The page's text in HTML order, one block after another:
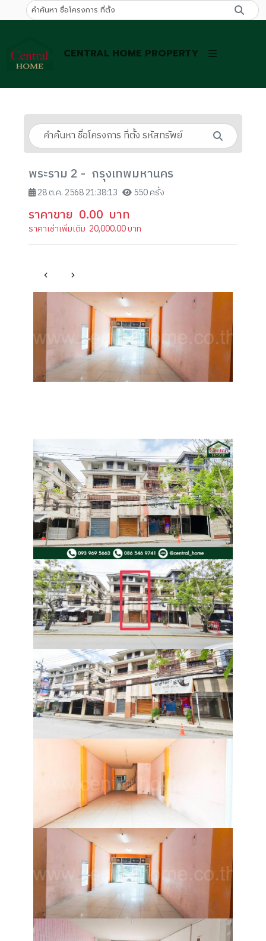
CENTRAL HOME PROPERTY
พระราม 2 - กรุงเทพมหานคร
28 ต.ค. 2568 21:38:13 550 ครั้ง
ราคาขาย 0.00 บาท
ราคาเช่าเพิ่มเติม 20,000.00บาท